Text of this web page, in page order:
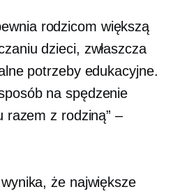
rodzicom większą
dzieci, zwłaszcza
potrzeby edukacyjne.
na spędzenie
razem z rodziną” –
że ​​największe